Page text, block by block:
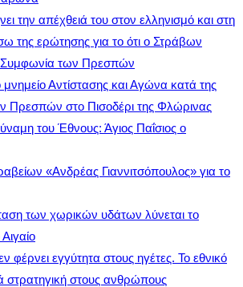
την απέχθειά του στον ελληνισμό και στη
της ερώτησης για το ότι ο Στράβων
Συμφωνία των Πρεσπών
Αντίστασης και Αγώνα κατά της
Πρεσπών στο Πισοδέρι της Φλώρινας
του Έθνους: Άγιος Παΐσιος ο
«Ανδρέας Γιαννιτσόπουλος» για το
των χωρικών υδάτων λύνεται το
φέρνει εγγύτητα στους ηγέτες. Το εθνικό
στρατηγική στους ανθρώπους